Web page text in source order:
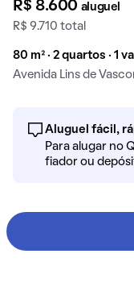
R$ 8.600 aluguel
R$ 9.710 total
80 m² · 2 quartos · 1
Avenida Lins de
Aluguel fácil,
Para alugar no
fiador ou